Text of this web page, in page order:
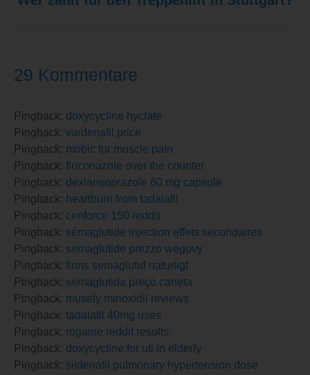
29 Kommentare
Pingback: doxycycline hyclate
Pingback: vardenafil price
Pingback: mobic for muscle pain
Pingback: fluconazole over the counter
Pingback: dexlansoprazole 60 mg capsule
Pingback: heartburn from tadalafil
Pingback: cenforce 150 reddit
Pingback: sémaglutide injection effets secondaires
Pingback: semaglutide prezzo wegovy
Pingback: finns semaglutid naturligt
Pingback: semaglutida preço caneta
Pingback: musely minoxidil reviews
Pingback: tadalafil 40mg uses
Pingback: rogaine reddit results
Pingback: doxycycline for uti in elderly
Pingback: sildenafil pulmonary hypertension dose